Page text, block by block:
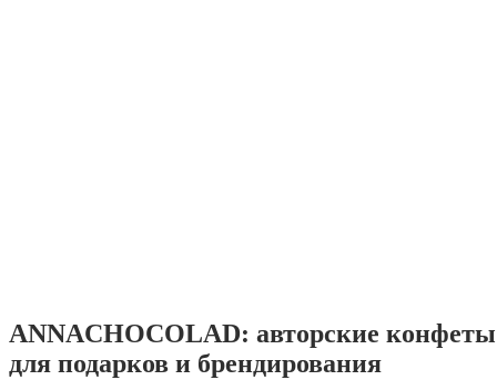
ANNACHOCOLAD: авторские
для подарков и брендирования